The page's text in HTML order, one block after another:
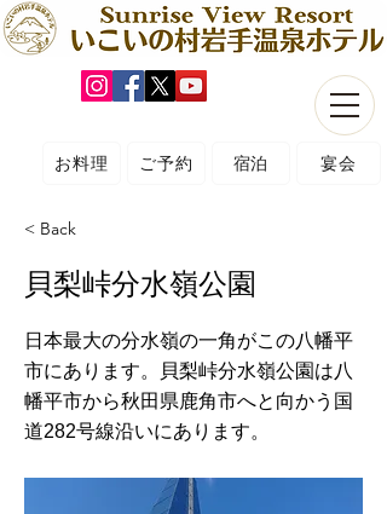
ご予約
お料理 宿泊 宴会
< Back
貝梨峠分水嶺公園
日本最大の分水嶺の一角がこの八幡平
市にあります。貝梨峠分水嶺公園は八
幡平市から秋田県鹿角市へと向かう国
道282号線沿いにあります。